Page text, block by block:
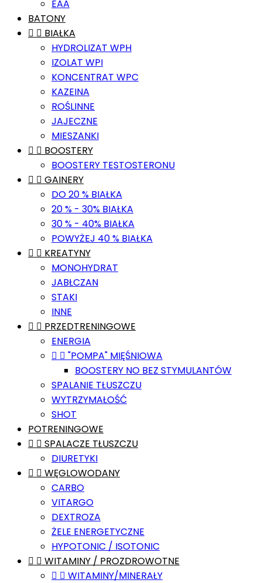
EAA
BATONY
  BIAŁKA
HYDROLIZAT WPH
IZOLAT WPI
KONCENTRAT WPC
KAZEINA
ROŚLINNE
JAJECZNE
MIESZANKI
  BOOSTERY
BOOSTERY TESTOSTERONU
  GAINERY
DO 20 % BIAŁKA
20 % - 30% BIAŁKA
30 % - 40% BIAŁKA
POWYŻEJ 40 % BIAŁKA
  KREATYNY
MONOHYDRAT
JABŁCZAN
STAKI
INNE
  PRZEDTRENINGOWE
ENERGIA
  "POMPA" MIĘŚNIOWA
BOOSTERY NO BEZ STYMULANTÓW
SPALANIE TŁUSZCZU
WYTRZYMAŁOŚĆ
SHOT
POTRENINGOWE
  SPALACZE TŁUSZCZU
DIURETYKI
  WĘGLOWODANY
CARBO
VITARGO
DEXTROZA
ŻELE ENERGETYCZNE
HYPOTONIC / ISOTONIC
  WITAMINY / PROZDROWOTNE
  WITAMINY/MINERAŁY